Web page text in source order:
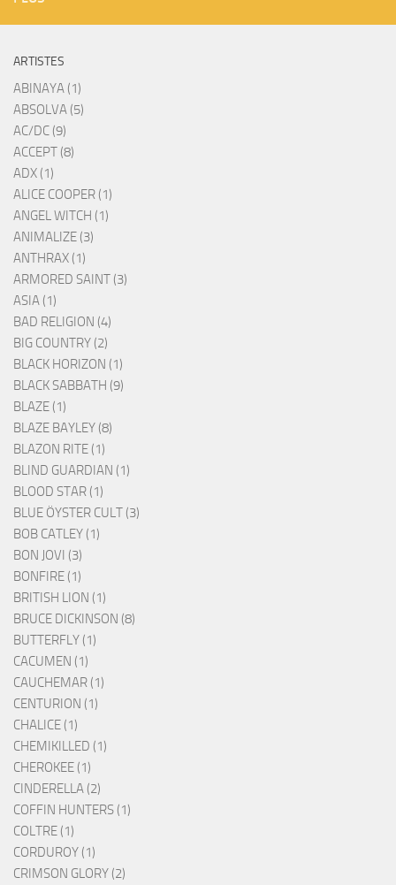
ARTISTES
ABINAYA (1)
ABSOLVA (5)
AC/DC (9)
ACCEPT (8)
ADX (1)
ALICE COOPER (1)
ANGEL WITCH (1)
ANIMALIZE (3)
ANTHRAX (1)
ARMORED SAINT (3)
ASIA (1)
BAD RELIGION (4)
BIG COUNTRY (2)
BLACK HORIZON (1)
BLACK SABBATH (9)
BLAZE (1)
BLAZE BAYLEY (8)
BLAZON RITE (1)
BLIND GUARDIAN (1)
BLOOD STAR (1)
BLUE ÖYSTER CULT (3)
BOB CATLEY (1)
BON JOVI (3)
BONFIRE (1)
BRITISH LION (1)
BRUCE DICKINSON (8)
BUTTERFLY (1)
CACUMEN (1)
CAUCHEMAR (1)
CENTURION (1)
CHALICE (1)
CHEMIKILLED (1)
CHEROKEE (1)
CINDERELLA (2)
COFFIN HUNTERS (1)
COLTRE (1)
CORDUROY (1)
CRIMSON GLORY (2)